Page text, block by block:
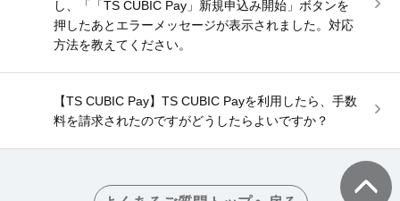
し、「「TS CUBIC Pay」新規申込み開始」ボタンを
押したあとエラーメッセージが表示されました。対応
方法を教えてください。
【TS CUBIC Pay】TS CUBIC Payを利用したら、手数
料を請求されたのですがどうしたらよいですか？